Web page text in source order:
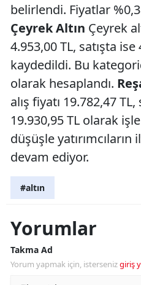
belirlendi. Fiyatlar
Çeyrek Altın Çeyrek
4.953,00 TL, satışta
kaydedildi. Bu
olarak hesaplandı.
alış fiyatı 19.782,47 TL,
19.930,95 TL olarak
düşüşle
devam ediyor.
#altın
Yorumlar
Takma Ad
Yorum yapmak için, istersenizgiriş